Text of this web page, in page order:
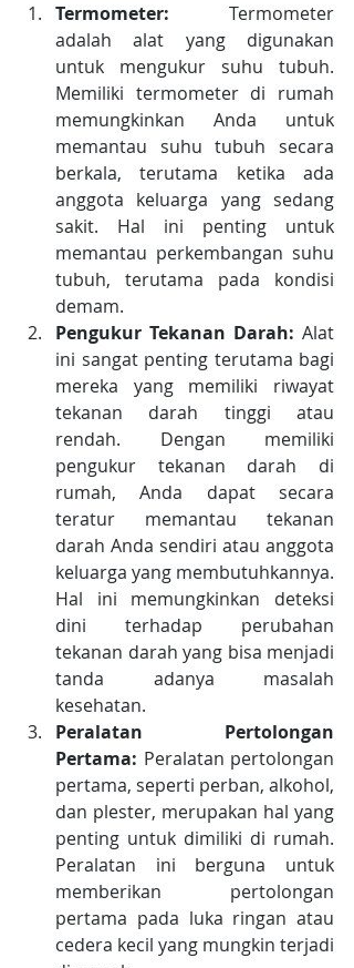
Termometer: Termometer
adalah alat yang digunakan
untuk mengukur suhu tubuh.
Memiliki termometer di rumah
memungkinkan Anda untuk
memantau suhu tubuh secara
berkala, terutama ketika ada
anggota keluarga yang sedang
sakit. Hal ini penting untuk
memantau perkembangan suhu
tubuh, terutama pada kondisi
demam.
Pengukur Tekanan Darah: Alat
ini sangat penting terutama bagi
mereka yang memiliki riwayat
tekanan darah tinggi atau
rendah. Dengan memiliki
pengukur tekanan darah di
rumah, Anda dapat secara
teratur memantau tekanan
darah Anda sendiri atau anggota
keluarga yang membutuhkannya.
Hal ini memungkinkan deteksi
dini terhadap perubahan
tekanan darah yang bisa menjadi
tanda adanya masalah
kesehatan.
Peralatan Pertolongan
Pertama: Peralatan pertolongan
pertama, seperti perban, alkohol,
dan plester, merupakan hal yang
penting untuk dimiliki di rumah.
Peralatan ini berguna untuk
memberikan pertolongan
pertama pada luka ringan atau
cedera kecil yang mungkin terjadi